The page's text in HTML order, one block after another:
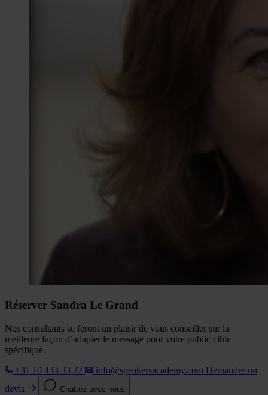
Réserver Sandra Le Grand
Nos consultants se feront un plaisir de vous conseiller sur la
meilleure façon d’adapter le message pour votre public cible
spécifique.
+31 10 433 33 22
info@speakersacademy.com Demander un
devis
Chattez avec nous